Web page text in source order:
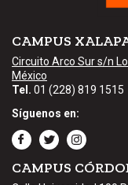
CAMPUS
Circuito Arco Sur s/n
México
Tel. 01 (228) 819 1515
Síguenos en:
CAMPUS